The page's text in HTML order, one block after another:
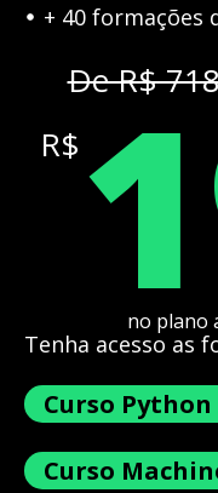
+ 40 formações
De R$
R$
no plano
Tenha acesso as
Curso
Curso